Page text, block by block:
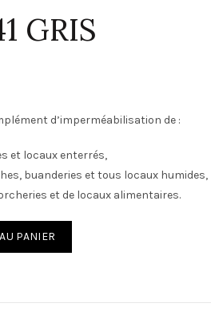
GRIS
d’imperméabilisation de :
et locaux enterrés,
buanderies et tous locaux humides,
et de locaux alimentaires.
PANIER